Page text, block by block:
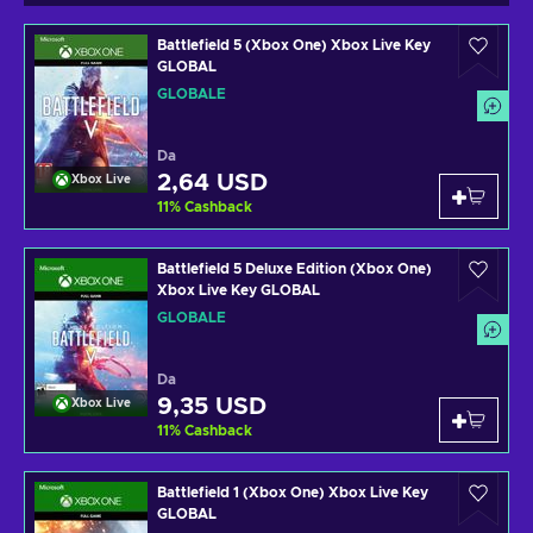
Xbox Live
Battlefield 5 (Xbox One) Xbox Live Key
GLOBAL
GLOBALE
Da
2,64 USD
11% Cashback
Xbox Live
Battlefield 5 Deluxe Edition (Xbox One)
Xbox Live Key GLOBAL
GLOBALE
Da
9,35 USD
11% Cashback
Battlefield 1 (Xbox One) Xbox Live Key
GLOBAL